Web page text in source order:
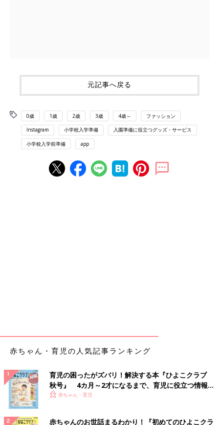
元記事へ戻る
0歳 1歳 2歳 3歳 4歳～ ファッション
Instagram 小学校入学準備 入園準備に役立つグッズ・サービス
小学校入学前準備 app
赤ちゃん・育児の人気記事ランキング
育児の困ったがズバリ！解決する本『ひよこクラブ
秋号』 4カ月～2才になるまで、育児に役立つ情報が
いっぱい！
赤ちゃん・育児
赤ちゃんのお世話まるわかり！『初めてのひよこクラ